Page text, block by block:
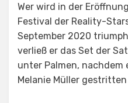
Wer wird in der
Festival der Reality-
September 2020
verließ er das Set der
unter Palmen, nachdem
Melanie Müller